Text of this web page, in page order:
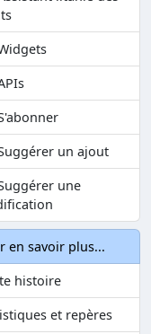
un ajout
une
en savoir plus...
histoire
et repères